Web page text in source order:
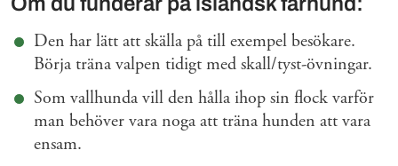
Den har lätt att skälla på till exempel besökare.
Börja träna valpen tidigt med skall/tyst-övningar.
Som vallhunda vill den hålla ihop sin flock varför
man behöver vara noga att träna hunden att vara
ensam.